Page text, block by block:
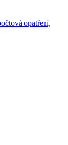
opatření,